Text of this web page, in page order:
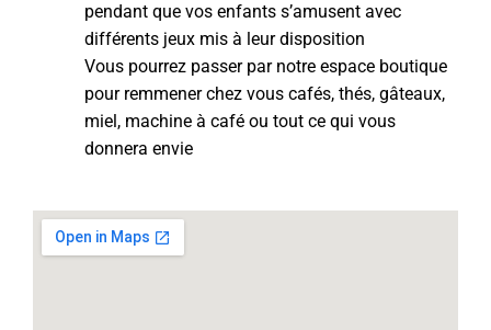
pendant que vos enfants s’amusent avec
différents jeux mis à leur disposition
Vous pourrez passer par notre espace boutique
pour remmener chez vous cafés, thés, gâteaux,
miel, machine à café ou tout ce qui vous
donnera envie